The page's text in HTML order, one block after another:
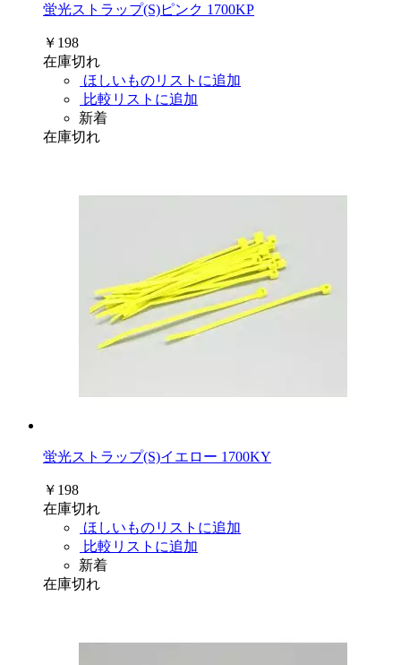
蛍光ストラップ(S)ピンク 1700KP
￥198
在庫切れ
ほしいものリストに追加
比較リストに追加
新着
在庫切れ
蛍光ストラップ(S)イエロー 1700KY
￥198
在庫切れ
ほしいものリストに追加
比較リストに追加
新着
在庫切れ